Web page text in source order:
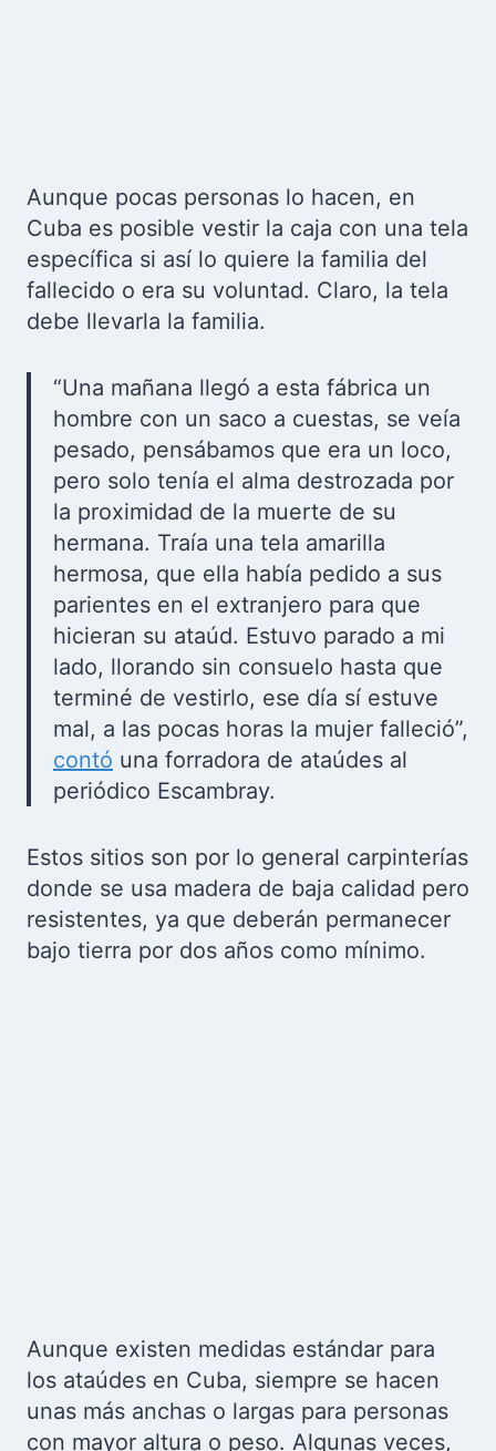
Aunque pocas personas lo hacen, en
Cuba es posible vestir la caja con una tela
específica si así lo quiere la familia del
fallecido o era su voluntad. Claro, la tela
debe llevarla la familia.
“Una mañana llegó a esta fábrica un
hombre con un saco a cuestas, se veía
pesado, pensábamos que era un loco,
pero solo tenía el alma destrozada por
la proximidad de la muerte de su
hermana. Traía una tela amarilla
hermosa, que ella había pedido a sus
parientes en el extranjero para que
hicieran su ataúd. Estuvo parado a mi
lado, llorando sin consuelo hasta que
terminé de vestirlo, ese día sí estuve
mal, a las pocas horas la mujer falleció”,
contó una forradora de ataúdes al
periódico Escambray.
Estos sitios son por lo general carpinterías
donde se usa madera de baja calidad pero
resistentes, ya que deberán permanecer
bajo tierra por dos años como mínimo.
Aunque existen medidas estándar para
los ataúdes en Cuba, siempre se hacen
unas más anchas o largas para personas
con mayor altura o peso. Algunas veces,